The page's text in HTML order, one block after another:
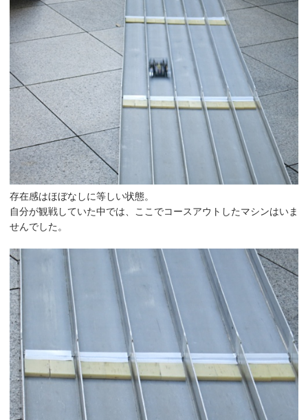
存在感はほぼなしに等しい状態。
自分が観戦していた中では、ここでコースアウトしたマシンはいま
せんでした。